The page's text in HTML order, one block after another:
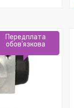
Передплата
обов'язкова